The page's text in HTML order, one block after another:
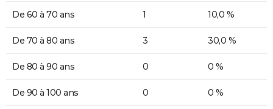
De 60 à 70 ans 1 10,0 %
De 70 à 80 ans 3 30,0 %
De 80 à 90 ans 0 0 %
De 90 à 100 ans 0 0 %